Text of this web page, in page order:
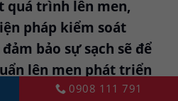
quá trình lên men,
pháp kiểm soát
bảo sự sạch sẽ để
lên men phát triển
cuối cùng đạt được
0908 111 791